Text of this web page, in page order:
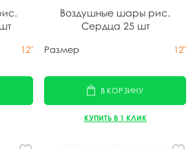
12"
Воздушные шары рис.
Сердца 25 шт
Размер 12"
В КОРЗИНУ
КУПИТЬ В 1 КЛИК